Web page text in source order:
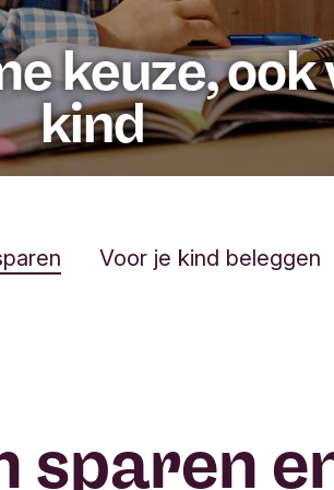
keuze, ook
kind
Voor je kind beleggen
sparen